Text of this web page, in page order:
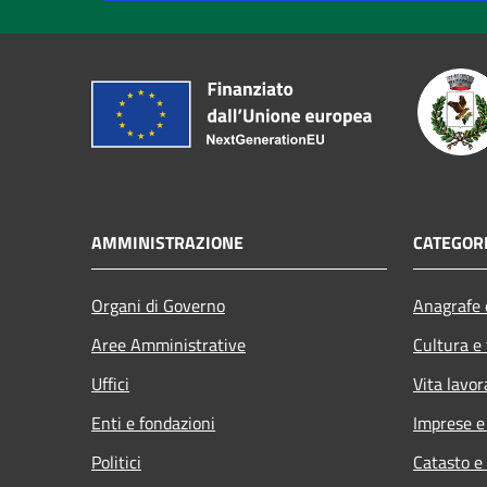
AMMINISTRAZIONE
Organi di Governo
Aree Amministrative
Uffici
Enti e fondazioni
Politici
Cultura
Vita
Imprese
Catasto